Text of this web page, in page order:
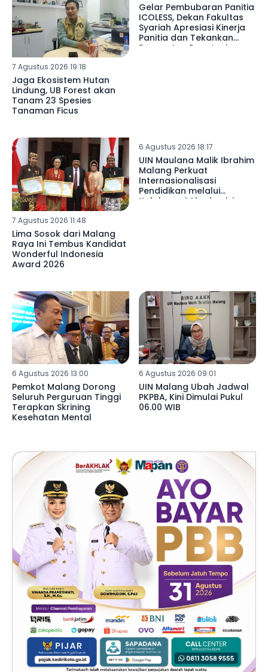
7 Agustus 2026 19:18
Jaga Ekosistem Hutan
Lindung, UB Forest akan
Tanam 23 Spesies
Tanaman Ficus
Gelar Pembubaran Panitia
ICOLESS, Dekan Fakultas
Syariah Apresiasi Kinerja
Panitia dan Tekankan
Penguatan Reputasi
7 Agustus 2026 11:48
Lima Sosok dari Malang
Raya Ini Tembus Kandidat
Wonderful Indonesia
Award 2026
6 Agustus 2026 18:17
UIN Maulana Malik Ibrahim
Malang Perkuat
Internasionalisasi
Pendidikan melalui
Kolaborasi Akademisi
6 Agustus 2026 13:00
Pemkot Malang Dorong
Seluruh Perguruan Tinggi
Terapkan Skrining
Kesehatan Mental
6 Agustus 2026 09:01
UIN Malang Ubah Jadwal
PKPBA, Kini Dimulai Pukul
06.00 WIB